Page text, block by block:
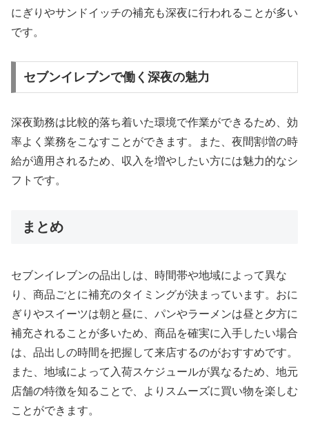
にぎりやサンドイッチの補充も深夜に行われることが多い
です。
セブンイレブンで働く深夜の魅力
深夜勤務は比較的落ち着いた環境で作業ができるため、効
率よく業務をこなすことができます。また、夜間割増の時
給が適用されるため、収入を増やしたい方には魅力的なシ
フトです。
まとめ
セブンイレブンの品出しは、時間帯や地域によって異な
り、商品ごとに補充のタイミングが決まっています。おに
ぎりやスイーツは朝と昼に、パンやラーメンは昼と夕方に
補充されることが多いため、商品を確実に入手したい場合
は、品出しの時間を把握して来店するのがおすすめです。
また、地域によって入荷スケジュールが異なるため、地元
店舗の特徴を知ることで、よりスムーズに買い物を楽しむ
ことができます。